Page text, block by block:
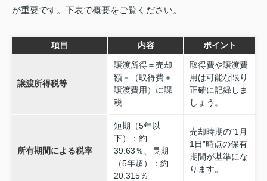
が重要です。下表で概要をご覧ください。
項目 内容 ポイント
譲渡所得税等
譲渡所得＝売却
額－（取得費＋
譲渡費用）に課
税
取得費や譲渡費
用は可能な限り
正確に記録しま
しょう。
所有期間による税率
短期（5年以
下）：約
39.63％、長期
（5年超）：約
20.315％
売却時期の“1月
1日”時点の保有
期間が基準にな
ります。